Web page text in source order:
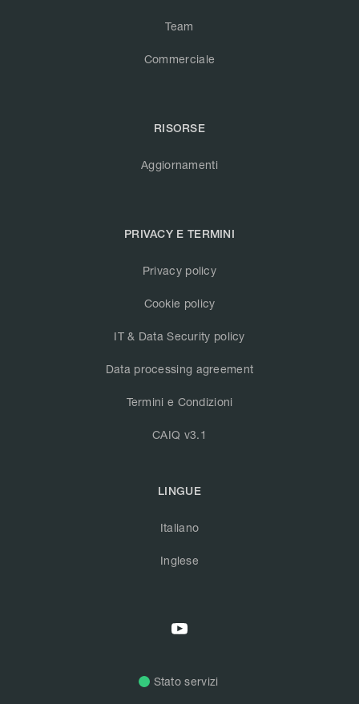
Team
Commerciale
RISORSE
Aggiornamenti
PRIVACY E TERMINI
Privacy policy
Cookie policy
IT & Data Security policy
Data processing agreement
Termini e Condizioni
CAIQ v3.1
LINGUE
Italiano
Inglese
Stato servizi